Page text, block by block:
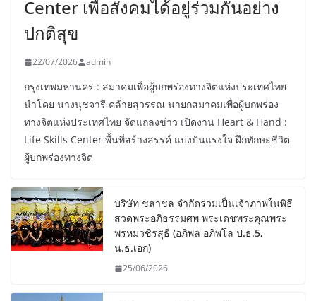
Center เพื่อสังคมได้อยู่ร่วมกันอย่าง
ปกติสุข
22/07/2026 admin
กรุงเทพมหานคร : สมาคมเพื่อผู้บกพร่องทางจิตแห่งประเทศไทย
นำโดย นางนุชจารี คล้ายสุวรรณ นายกสมาคมเพื่อผู้บกพร่อง
ทางจิตแห่งประเทศไทย จัดแถลงข่าว เปิดงาน Heart & Hand :
Life Skills Center พื้นที่สร้างสรรค์ แบ่งปันแรงใจ ฝึกทักษะชีวิต
ผู้บกพร่องทางจิต
บริษัท ชลาชล จำกัดร่วมเป็นเจ้าภาพในพิธี
สวดพระอภิธรรมศพ พระเดชพระคุณพระ
พรหมวชิรสุธี (อภิพล อภิพโล ป.ธ.5,
น.ธ.เอก)
25/06/2026